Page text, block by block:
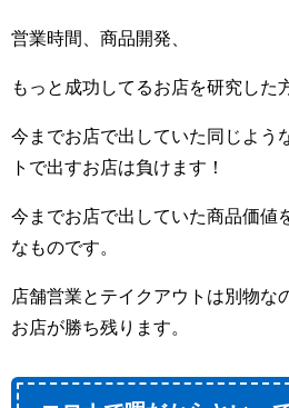
営業時間、商品開発、
もっと成功してるお店を研究した
今までお店で出していた同じよう
トで出すお店は負けます！
今までお店で出していた商品価値
なものです。
店舗営業とテイクアウトは別物な
お店が勝ち残ります。